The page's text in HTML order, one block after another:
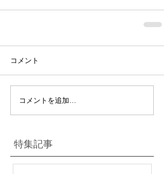
コメント
コメントを追加…
特集記事